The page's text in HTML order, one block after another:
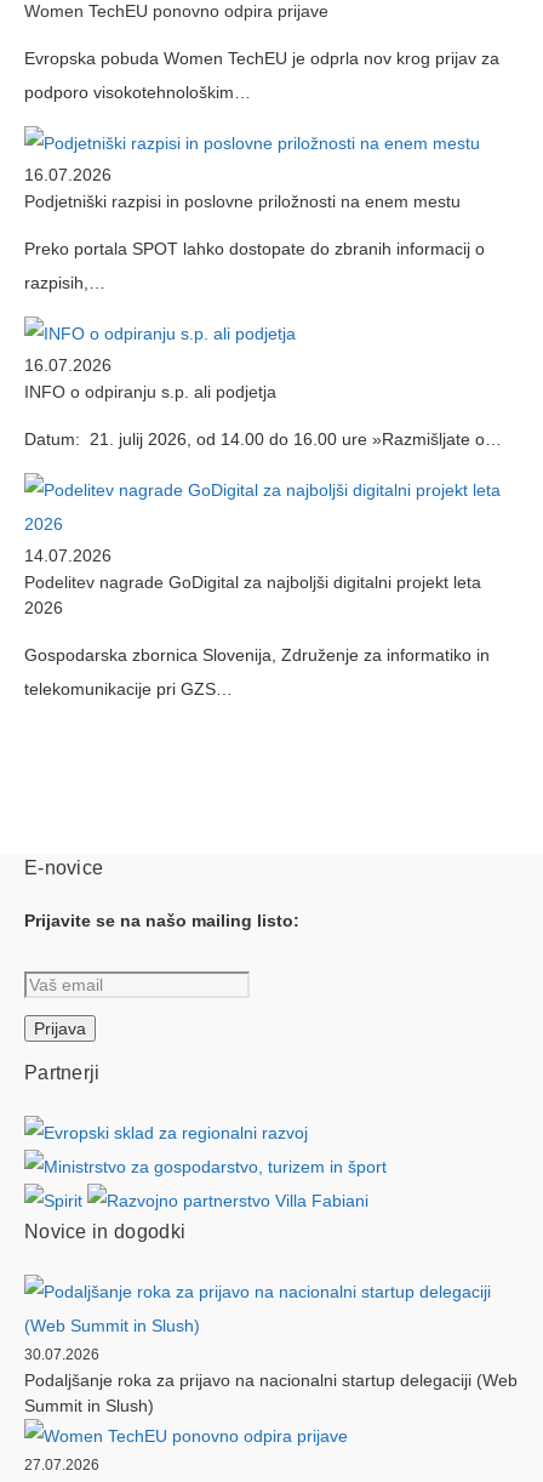
Women TechEU ponovno odpira prijave
Evropska pobuda Women TechEU je odprla nov krog prijav za
podporo visokotehnološkim…
16.07.2026
Podjetniški razpisi in poslovne priložnosti na enem mestu
Preko portala SPOT lahko dostopate do zbranih informacij o
razpisih,…
16.07.2026
INFO o odpiranju s.p. ali podjetja
Datum: 21. julij 2026, od 14.00 do 16.00 ure »Razmišljate o…
14.07.2026
Podelitev nagrade GoDigital za najboljši digitalni projekt leta
2026
Gospodarska zbornica Slovenija, Združenje za informatiko in
telekomunikacije pri GZS…
E-novice
Prijavite se na našo mailing listo:
Partnerji
Novice in dogodki
30.07.2026
Podaljšanje roka za prijavo na nacionalni startup delegaciji (Web
Summit in Slush)
27.07.2026